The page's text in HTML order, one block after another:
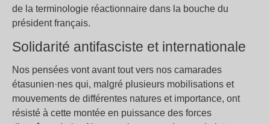
de la terminologie réactionnaire dans la bouche du
président français.
Solidarité antifasciste et internationale
Nos pensées vont avant tout vers nos camarades
étasunien·nes qui, malgré plusieurs mobilisations et
mouvements de différentes natures et importance, ont
résisté à cette montée en puissance des forces